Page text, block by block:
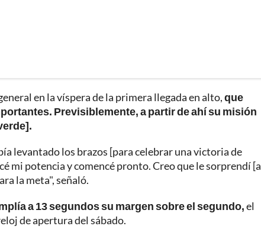
en la víspera de la primera llegada en alto,que
Previsiblemente, a partir de ahí su misión
levantado los brazos [para celebrar una victoria de
mi potencia y comencé pronto. Creo que le sorprendí [a
la meta", señaló.
a 13 segundos su margen sobre el segundo,el
de apertura del sábado.